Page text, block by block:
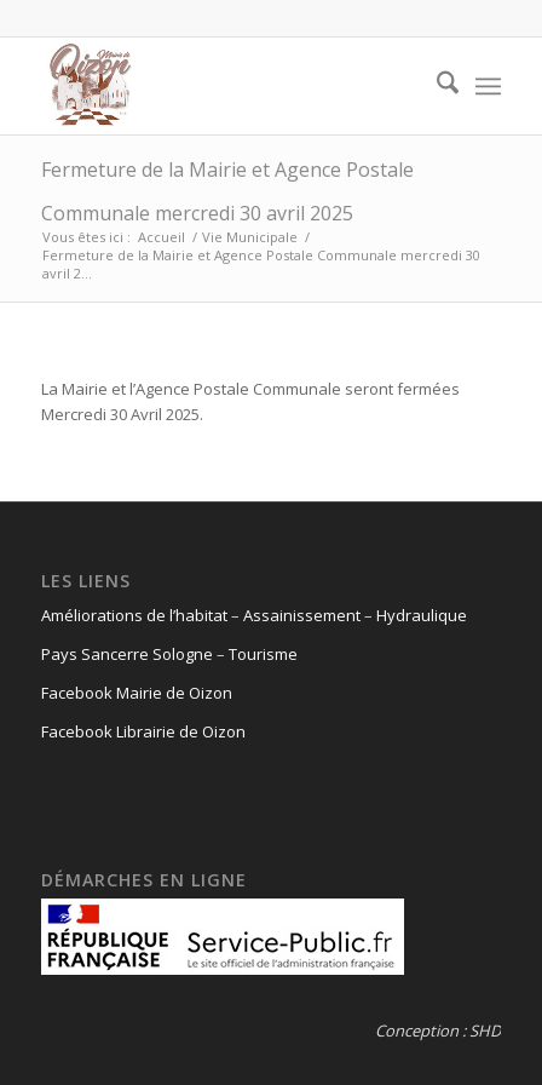
Fermeture de la Mairie et Agence Postale
Communale mercredi 30 avril 2025
Vous êtes ici : Accueil / Vie Municipale /
Fermeture de la Mairie et Agence Postale Communale mercredi 30
avril 2...
La Mairie et l’Agence Postale Communale seront fermées
Mercredi 30 Avril 2025.
LES LIENS
Améliorations de l’habitat– Assainissement– Hydraulique
Pays Sancerre Sologne – Tourisme
Facebook Mairie de Oizon
Facebook Librairie de Oizon
DÉMARCHES EN LIGNE
Conception : SHD